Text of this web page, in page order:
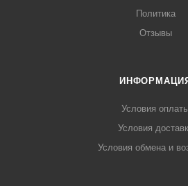
Политика
Отзывы
Условия
Условия
Условия обмена и